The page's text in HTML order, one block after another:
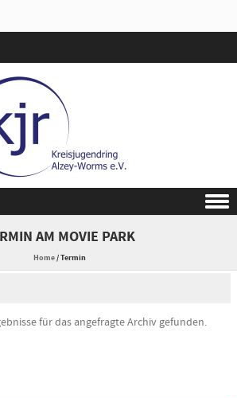
AM MOVIE PARK
Home/Termin
für das angefragte Archiv gefunden.